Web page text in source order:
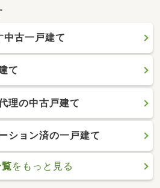
中古一戸建て
て
理の中古戸建て
ション済の一戸建て
をもっと見る